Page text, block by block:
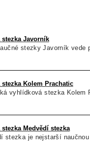
stezka Javorník
stezky Javorník vede
stezka Kolem Prachatic
vyhlídková stezka Kolem
stezka Medvědí stezka
stezka je nejstarší